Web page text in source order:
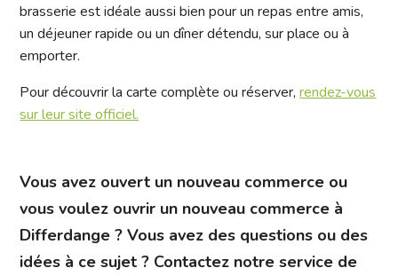
brasserie est idéale aussi bien pour un repas entre amis,
un déjeuner rapide ou un dîner détendu, sur place ou à
emporter.
Pour découvrir la carte complète ou réserver,rendez-vous
sur leur site officiel.
Vous avez ouvert un nouveau commerce ou
vous voulez ouvrir un nouveau commerce à
Differdange ? Vous avez des questions ou des
idées à ce sujet ? Contactez notre service de